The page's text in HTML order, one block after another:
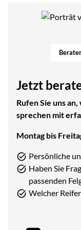
Jetzt
Rufen Sie uns
sprechen mit
Montag bis
Persönliche
Haben Sie
passenden
Welcher